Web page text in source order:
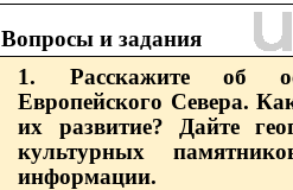
Вопросы и задания
1. Расскажите об
Европейского Севера.
их развитие? Дайте
культурных
информации.